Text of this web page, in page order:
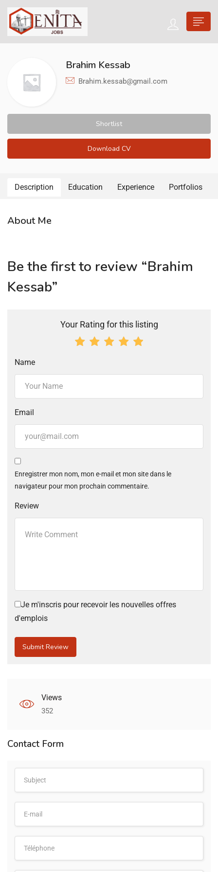
Brahim Kessab
Brahim.kessab@gmail.com
Shortlist
Download CV
Description Education Experience Portfolios
About Me
Be the first to review “Brahim
Kessab”
Your Rating for this listing
Name
Email
Enregistrer mon nom, mon e-mail et mon site dans le
navigateur pour mon prochain commentaire.
Review
Je m'inscris pour recevoir les nouvelles offres
d'emplois
Views
352
Contact Form